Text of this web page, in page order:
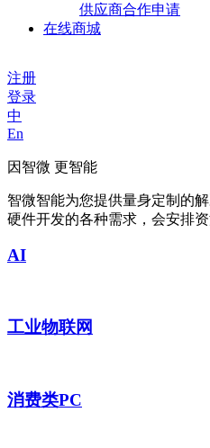
供应商合作申请
在线商城
注册
登录
中
En
因智微 更智能
智微智能为您提供量身定制的
硬件开发的各种需求，会安排
AI
工业物联网
消费类PC